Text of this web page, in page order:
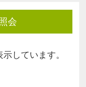
会
しています。